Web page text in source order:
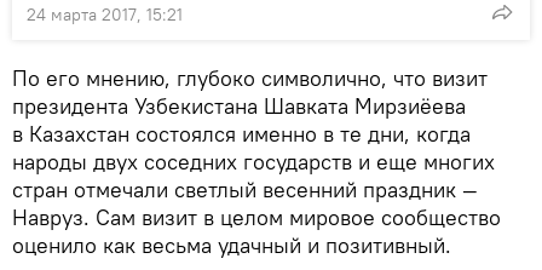
24 марта 2017, 15:21
По его мнению, глубоко символично, что визит
президента Узбекистана Шавката Мирзиёева
в Казахстан состоялся именно в те дни, когда
народы двух соседних государств и еще многих
стран отмечали светлый весенний праздник —
Навруз. Сам визит в целом мировое сообщество
оценило как весьма удачный и позитивный.